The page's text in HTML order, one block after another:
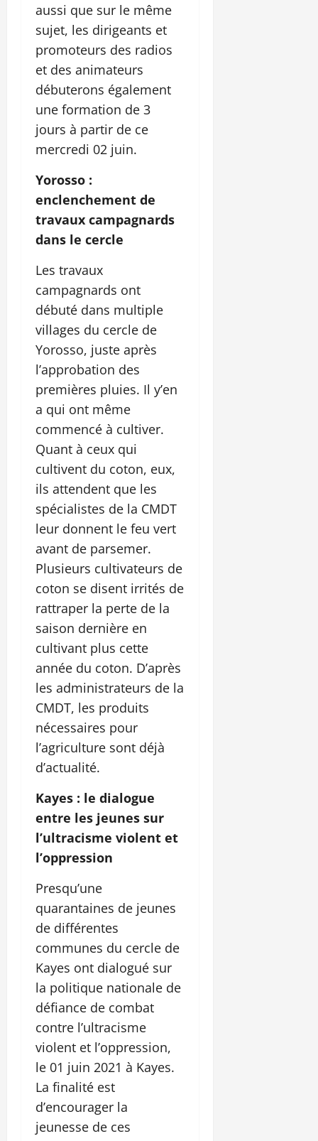
aussi que sur le même
sujet, les dirigeants et
promoteurs des radios
et des animateurs
débuterons également
une formation de 3
jours à partir de ce
mercredi 02 juin.
Yorosso :
enclenchement de
travaux campagnards
dans le cercle
Les travaux
campagnards ont
débuté dans multiple
villages du cercle de
Yorosso, juste après
l’approbation des
premières pluies. Il y’en
a qui ont même
commencé à cultiver.
Quant à ceux qui
cultivent du coton, eux,
ils attendent que les
spécialistes de la CMDT
leur donnent le feu vert
avant de parsemer.
Plusieurs cultivateurs de
coton se disent irrités de
rattraper la perte de la
saison dernière en
cultivant plus cette
année du coton. D’après
les administrateurs de la
CMDT, les produits
nécessaires pour
l’agriculture sont déjà
d’actualité.
Kayes : le dialogue
entre les jeunes sur
l’ultracisme violent et
l’oppression
Presqu’une
quarantaines de jeunes
de différentes
communes du cercle de
Kayes ont dialogué sur
la politique nationale de
défiance de combat
contre l’ultracisme
violent et l’oppression,
le 01 juin 2021 à Kayes.
La finalité est
d’encourager la
jeunesse de ces